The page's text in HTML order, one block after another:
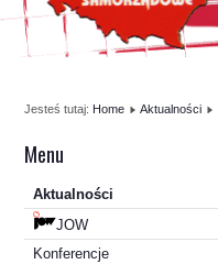
Jesteś tutaj: Home Aktualności
Menu
Aktualności
JOW
Konferencje